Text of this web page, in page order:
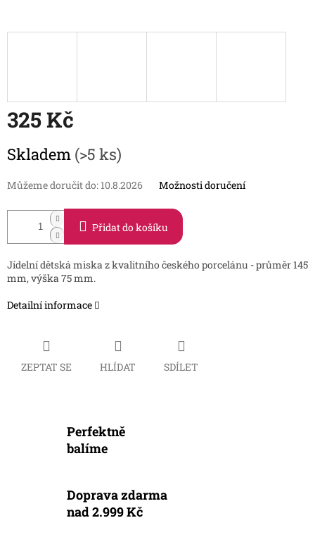
325 Kč
cena:
Skladem (>5 ks)
Můžeme doručit do: 10.8.2026 Možnosti doručení
Přidat do košíku
Jídelní dětská miska z kvalitního českého porcelánu - průměr 145
mm, výška 75 mm.
Detailní informace
ZEPTAT SE HLÍDAT SDÍLET
Perfektně
balíme
Doprava zdarma
nad 2.999 Kč